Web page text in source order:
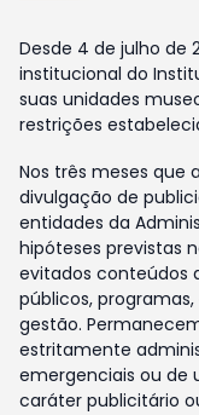
Desde 4 de julho de
institucional do
suas unidades
restrições
Nos três meses que
divulgação de
entidades da
hipóteses previstas
evitados conteúdos
públicos,
gestão.
estritamente
emergenciais ou de
caráter publicitário